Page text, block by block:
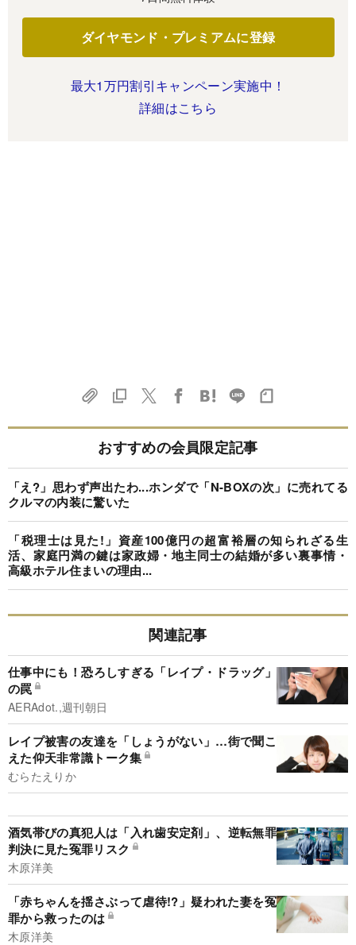
ダイヤモンド・プレミアムに登録
最大1万円割引キャンペーン実施中！
詳細はこちら
おすすめの会員限定記事
「え?」思わず声出たわ...ホンダで「N-BOXの次」に売れてる
クルマの内装に驚いた
「税理士は見た!」資産100億円の超富裕層の知られざる生
活、家庭円満の鍵は家政婦・地主同士の結婚が多い裏事情・
高級ホテル住まいの理由...
関連記事
仕事中にも！恐ろしすぎる「レイプ・ドラッグ」
の罠
AERAdot.,週刊朝日
レイプ被害の友達を「しょうがない」…街で聞こ
えた仰天非常識トーク集
むらたえりか
酒気帯びの真犯人は「入れ歯安定剤」、逆転無罪
判決に見た冤罪リスク
木原洋美
「赤ちゃんを揺さぶって虐待!?」疑われた妻を冤
罪から救ったのは
木原洋美